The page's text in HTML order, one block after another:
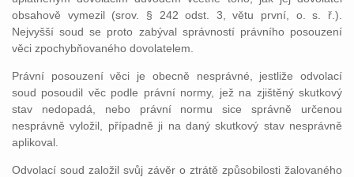
obsahově vymezil (srov. § 242 odst. 3, větu první, o. s. ř.).
Nejvyšší soud se proto zabýval správností právního posouzení
věci zpochybňovaného dovolatelem.
Právní posouzení věci je obecně nesprávné, jestliže odvolací
soud posoudil věc podle právní normy, jež na zjištěný skutkový
stav nedopadá, nebo právní normu sice správně určenou
nesprávně vyložil, případně ji na daný skutkový stav nesprávně
aplikoval.
Odvolací soud založil svůj závěr o ztrátě způsobilosti žalovaného